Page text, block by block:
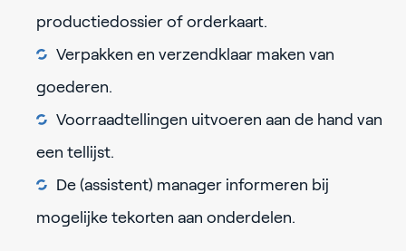
productiedossier of orderkaart.
Verpakken en verzendklaar maken van
goederen.
Voorraadtellingen uitvoeren aan de hand van
een tellijst.
De (assistent) manager informeren bij
mogelijke tekorten aan onderdelen.